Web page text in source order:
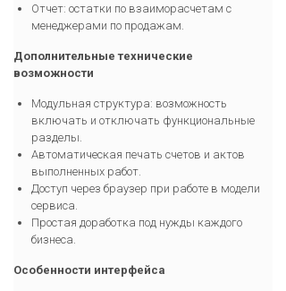
Отчет: остатки по взаиморасчетам с
менеджерами по продажам.
Дополнительные технические
возможности
Модульная структура: возможность
включать и отключать функциональные
разделы.
Автоматическая печать счетов и актов
выполненных работ.
Доступ через браузер при работе в модели
сервиса.
Простая доработка под нужды каждого
бизнеса.
Особенности интерфейса